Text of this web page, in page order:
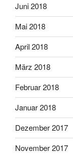
Juni 2018
Mai 2018
April 2018
März 2018
Februar 2018
Januar 2018
Dezember 2017
November 2017